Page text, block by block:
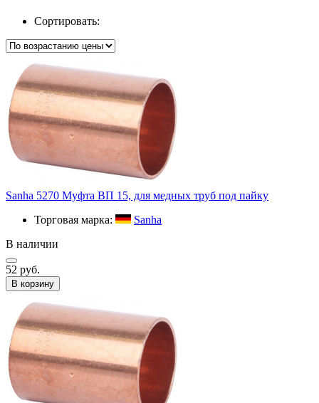
Сортировать:
Sanha 5270 Муфта ВП 15, для медных труб под пайку
Торговая марка:
Sanha
В наличии
52 руб.
В корзину